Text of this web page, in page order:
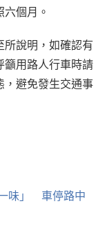
個月。
所說明，如確認有
籲用路人行車時請
，避免發生交通事
味」 車停路中